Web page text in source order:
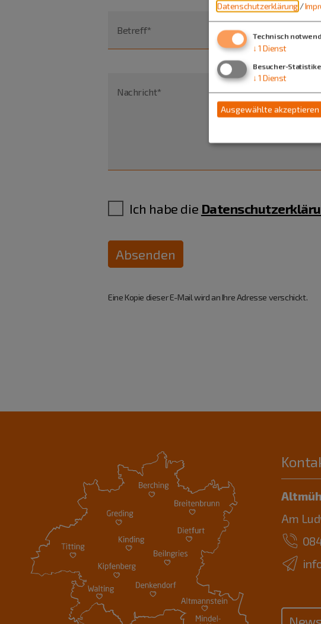
Betreff*
Nachricht*
Ich habe die
Absenden
Eine Kopie dieser E-Mail wird an Ihre Adresse verschickt.
Am
Datenschutzerklärung /
Technisch
↓ 1 Dienst
Besucher-
↓ 1 Dienst
Ausgewählte akzeptieren